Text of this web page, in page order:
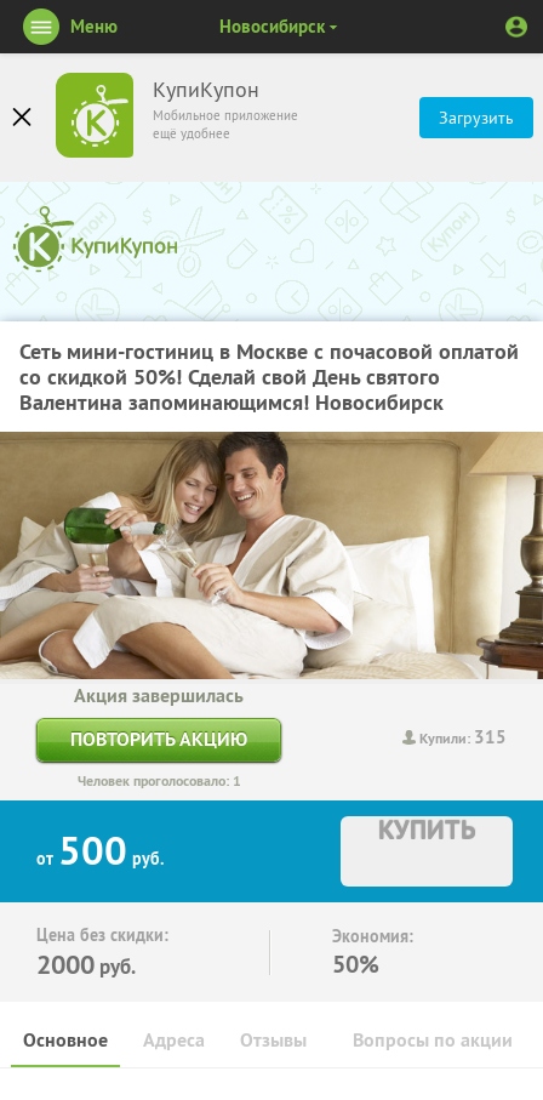
КупиКупон
Мобильное приложение
ещё удобнее
Загрузить
Меню Новосибирск
Сеть мини-гостиниц в Москве с почасовой оплатой
со скидкой 50%! Сделай свой День святого
Валентина запоминающимся! Новосибирск
Купили: 315
Акция завершилась
ПОВТОРИТЬ АКЦИЮ
Человек проголосовало: 1
от 500 руб.
КУПИТЬ
Цена без скидки:
2000 руб.
Экономия:
50%
Основное Отзывы Вопросы по акции
Адреса